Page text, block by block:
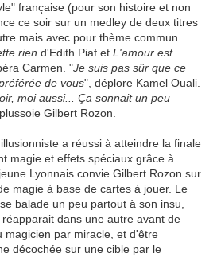
française (pour son histoire et non
ce soir sur un medley de deux titres
mais avec pour thème commun
rien d'Edith Piaf et L'amour est
Carmen. "Je suis pas sûr que ce
de vous", déplore Kamel Ouali.
moi aussi... Ça sonnait un peu
Gilbert Rozon.
a réussi à atteindre la finale
magie et effets spéciaux grâce à
Lyonnais convie Gilbert Rozon sur
magie à base de cartes à jouer. Le
balade un peu partout à son insu,
dans une autre avant de
magicien par miracle, et d'être
décochée sur une cible par le